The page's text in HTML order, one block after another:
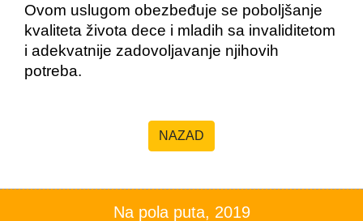
Ovom uslugom obezbeđuje se poboljšanje
kvaliteta života dece i mladih sa invaliditetom
i adekvatnije zadovoljavanje njihovih
potreba.
NAZAD
Na pola puta, 2019